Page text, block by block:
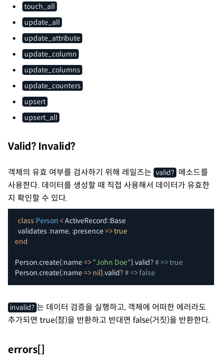
touch_all
update_all
update_attribute
update_column
update_columns
update_counters
upsert
upsert_all
Valid? Invalid?
객체의 유효 여부를 검사하기 위해 레일즈는 valid? 메소드를
사용한다. 데이터를 생성할 때 직접 사용해서 데이터가 유효한
지 확인할 수 있다.
class Person < ActiveRecord::Base
  validates
:name, :presence=>true
end
Person.create(:name=> "John Doe").valid? # => true
Person.create(:name=> nil).valid? # => false
invalid? 는 데이터 검증을 실행하고, 객체에 어떠한 에러라도
추가되면 true(참)을 반환하고 반대면 false(거짓)을 반환한다.
errors[]